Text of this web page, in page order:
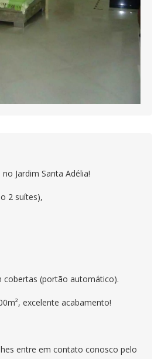
Jardim Santa Adélia!
2 suítes),
cobertas (portão automático).
excelente acabamento!
entre em contato conosco pelo